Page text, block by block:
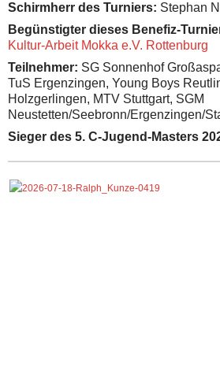
Schirmherr des Turniers: Stephan
Begünstigter dieses Benefiz-
Kultur-Arbeit Mokka e.V. Rottenburg
Teilnehmer: SG Sonnenhof
TuS Ergenzingen, Young Boys
Holzgerlingen, MTV Stuttgart, SGM
Neustetten/Seebronn/Ergenzingen/
Sieger des 5. C-Jugend-Masters